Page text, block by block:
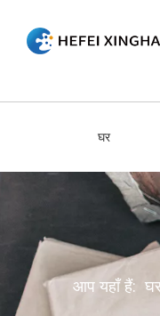
घर
आप यहाँ हैं: